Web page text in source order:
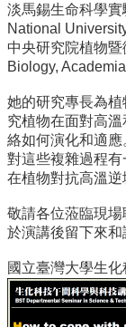
系
友
會
態
常
用
資
下
載
中
心
淡馬錫生命科學
National
中央研究院植物
Biology,
她的研究專長為
究植物在面對高
絡如何演化和適
對這些複雜過程
在植物對抗高溫逆
敬請各位蒞臨現
於演講後留下來和
國立臺灣大學生